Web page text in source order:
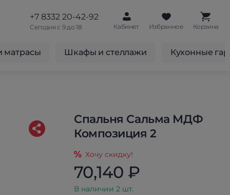
+7 8332 20-42-92
Сегодня с 9 до 18 Кабинет Избранное Корзина
матрасы Шкафы и стеллажи Кухонные
Спальня Сальма МДФ
Композиция 2
Хочу скидку!
70,140 ₽
В наличии 2 шт.